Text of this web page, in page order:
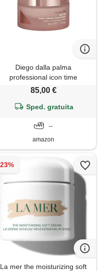
Diego dalla palma
professional icon time
revitalising cream 50ml -
crema antietà rivitalizzante
85,00 €
Sped. gratuita
--
amazon
La mer the moisturizing soft